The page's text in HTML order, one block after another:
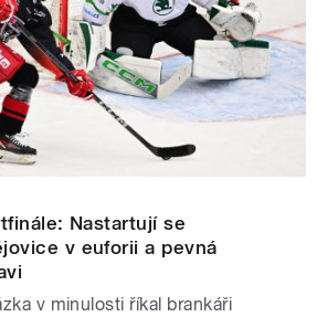
Nastartují se
v euforii a pevná
v minulosti říkal brankáři